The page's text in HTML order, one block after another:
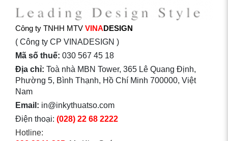
Công ty TNHH MTV VINADESIGN
( Công ty CP VINADESIGN )
Mã số thuế: 030 567 45 18
Địa chỉ: Toà nhà MBN Tower, 365 Lê Quang Định,
Phường 5, Bình Thạnh, Hồ Chí Minh 700000, Việt
Nam
Email: in@inkythuatso.com
Điện thoại: (028) 22 68 2222
Hotline: